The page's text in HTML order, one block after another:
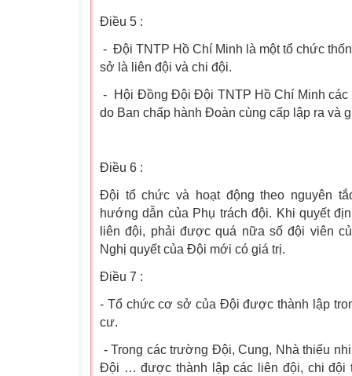
Điều 5 :
- Đội TNTP Hồ Chí Minh là một tổ chức
sở là liên đội và chi đội.
- Hội Đồng Đội Đội TNTP Hồ Chí Minh các
do Ban chấp hành Đoàn cùng cấp lập ra và
Điều 6 :
Đội tổ chức và hoạt động theo nguyên
hướng dẫn của Phụ trách đội. Khi quyết
liên đội, phải được quá nữa số đội viên
Nghị quyết của Đội mới có giá trị.
Điều 7 :
- Tổ chức cơ sở của Đội được thành lập
cư.
- Trong các trường Đội, Cung, Nhà thiếu
Đội … được thành lập các liên đội, chi đội